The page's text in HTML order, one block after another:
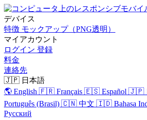
デバイス
特徴 モックアップ（PNG透明）
マイアカウント
ログイン 登録
料金
連絡先
🇯🇵 日本語
🌎 English 🇫🇷 Français 🇪🇸 Español 🇯🇵
Português (Brasil) 🇨🇳 中文 🇮🇩 Bahasa
Русский